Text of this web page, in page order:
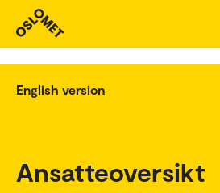
English version
Ansatteoversikt